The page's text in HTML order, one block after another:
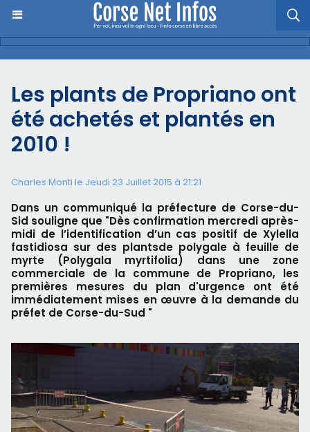
Les plants de Propriano ont
été achetés et plantés en
2010 !
Charles Monti le Jeudi 23 Juillet 2015 à 21:21
Dans un communiqué la préfecture de Corse-du-
Sid souligne que "Dès confirmation mercredi après-
midi de l’identification d’un cas positif de Xylella
fastidiosa sur des plantsde polygale à feuille de
myrte (Polygala myrtifolia) dans une zone
commerciale de la commune de Propriano, les
premières mesures du plan d'urgence ont été
immédiatement mises en œuvre à la demande du
préfet de Corse-du-Sud "